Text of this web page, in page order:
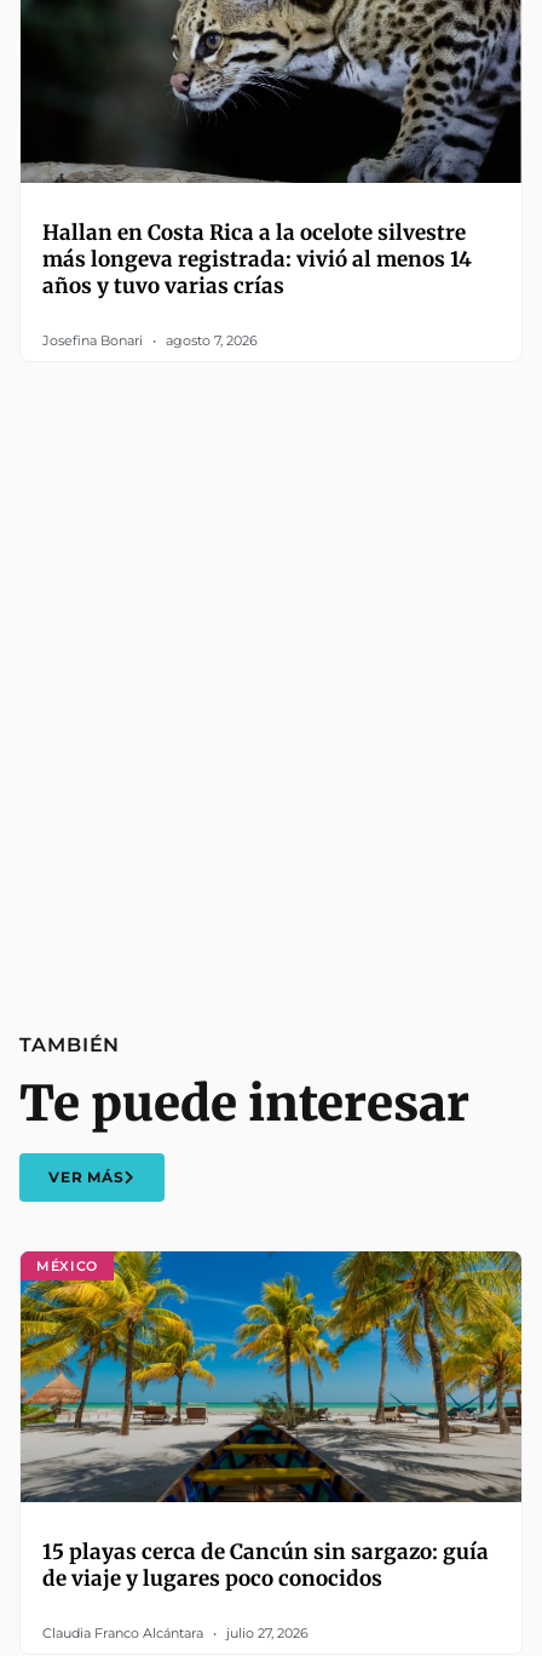
Hallan en Costa Rica a la ocelote silvestre
más longeva registrada: vivió al menos 14
años y tuvo varias crías
Josefina Bonari agosto 7, 2026
MÉXICO
15 playas cerca de Cancún sin sargazo: guía
de viaje y lugares poco conocidos
Claudia Franco Alcántara julio 27, 2026
TAMBIÉN
Te puede interesar
VER MÁS